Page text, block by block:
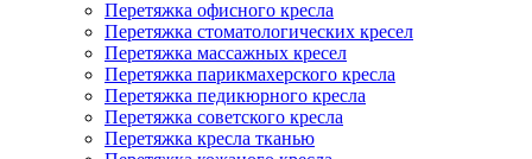
Перетяжка офисного кресла
Перетяжка стоматологических кресел
Перетяжка массажных кресел
Перетяжка парикмахерского кресла
Перетяжка педикюрного кресла
Перетяжка советского кресла
Перетяжка кресла тканью